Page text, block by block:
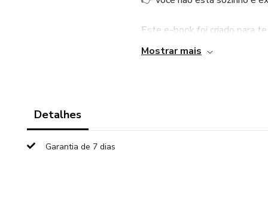
Este e-book foi criado para
principalmente, aprender
Mostrar mais
Detalhes
Garantia de 7 dias